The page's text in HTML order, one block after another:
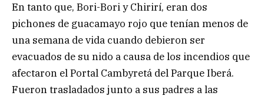
En tanto que, Bori-Bori y Chirirí, eran dos
pichones de guacamayo rojo que tenían menos de
una semana de vida cuando debieron ser
evacuados de su nido a causa de los incendios que
afectaron el Portal Cambyretá del Parque Iberá.
Fueron trasladados junto a sus padres a las